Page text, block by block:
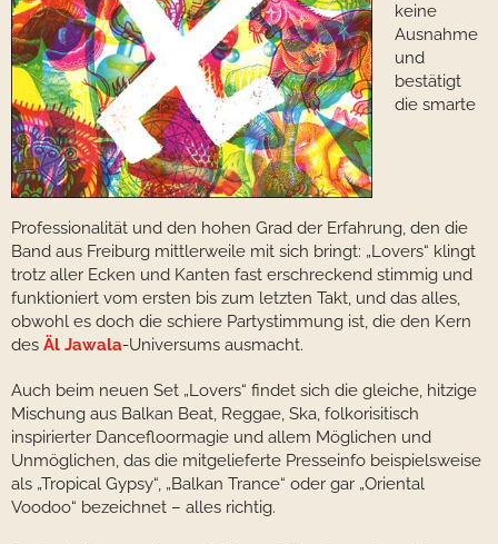
keine
Ausnahme
und
bestätigt
die smarte
Professionalität und den hohen Grad der Erfahrung, den die
Band aus Freiburg mittlerweile mit sich bringt: „Lovers“ klingt
trotz aller Ecken und Kanten fast erschreckend stimmig und
funktioniert vom ersten bis zum letzten Takt, und das alles,
obwohl es doch die schiere Partystimmung ist, die den Kern
des Äl Jawala-Universums ausmacht.
Auch beim neuen Set „Lovers“ findet sich die gleiche, hitzige
Mischung aus Balkan Beat, Reggae, Ska, folkorisitisch
inspirierter Dancefloormagie und allem Möglichen und
Unmöglichen, das die mitgelieferte Presseinfo beispielsweise
als „Tropical Gypsy“, „Balkan Trance“ oder gar „Oriental
Voodoo“ bezeichnet – alles richtig.